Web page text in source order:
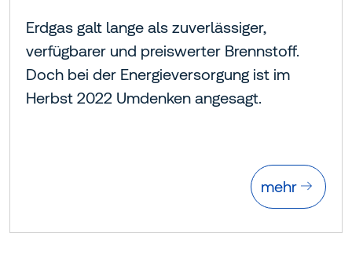
Erdgas galt lange als zuverlässiger,
verfügbarer und preiswerter Brennstoff.
Doch bei der Energieversorgung ist im
Herbst 2022 Umdenken angesagt.
mehr